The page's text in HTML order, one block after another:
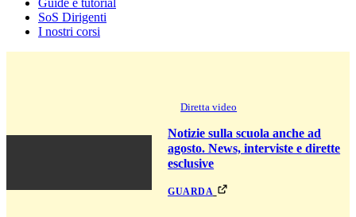
Guide e tutorial
SoS Dirigenti
I nostri corsi
Diretta video
Notizie sulla scuola anche ad
agosto. News, interviste e dirette
esclusive
guarda